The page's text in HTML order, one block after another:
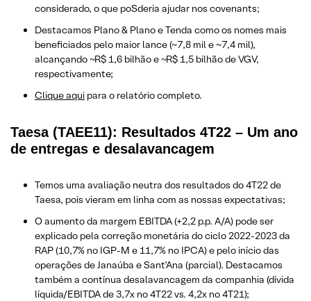
considerado, o que poSderia ajudar nos covenants;
Destacamos Plano & Plano e Tenda como os nomes mais
beneficiados pelo maior lance (~7,8 mil e ~7,4 mil),
alcançando ~R$ 1,6 bilhão e ~R$ 1,5 bilhão de VGV,
respectivamente;
Clique aqui para o relatório completo.
Taesa (TAEE11): Resultados 4T22 – Um ano
de entregas e desalavancagem
Temos uma avaliação neutra dos resultados do 4T22 de
Taesa, pois vieram em linha com as nossas expectativas;
O aumento da margem EBITDA (+2,2 p.p. A/A) pode ser
explicado pela correção monetária do ciclo 2022-2023 da
RAP (10,7% no IGP-M e 11,7% no IPCA) e pelo início das
operações de Janaúba e Sant’Ana (parcial). Destacamos
também a contínua desalavancagem da companhia (dívida
líquida/EBITDA de 3,7x no 4T22 vs. 4,2x no 4T21);